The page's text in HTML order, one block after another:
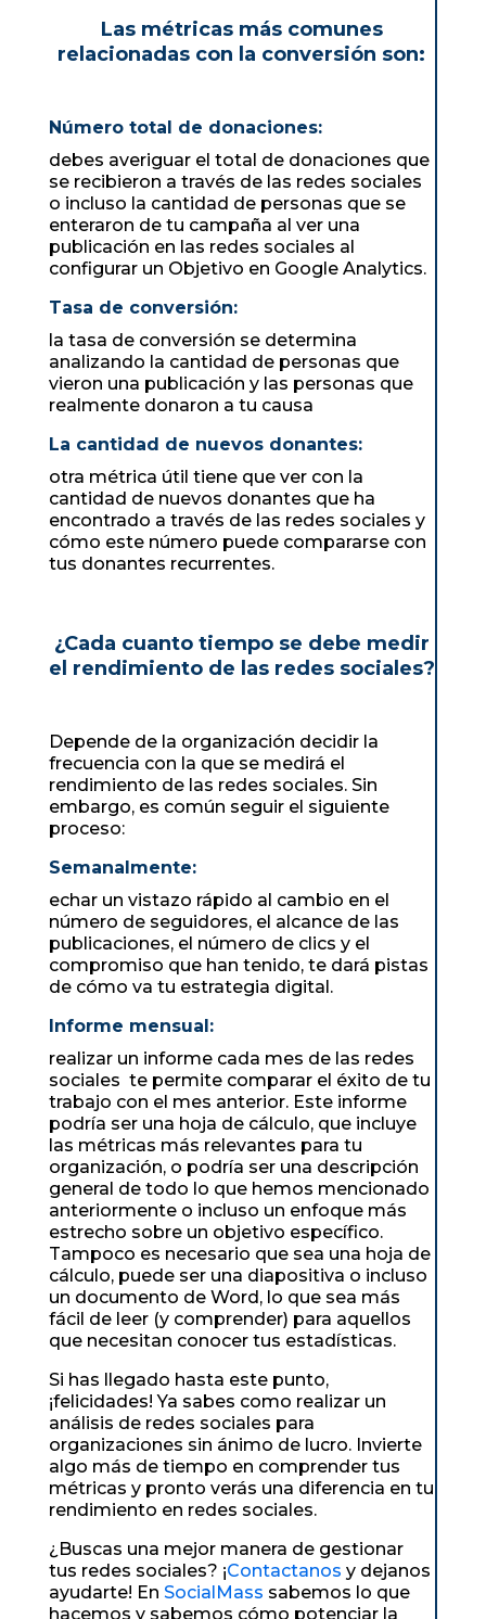
Las métricas más comunes
relacionadas con la conversión son:
Número total de donaciones:
debes averiguar el total de donaciones que
se recibieron a través de las redes sociales
o incluso la cantidad de personas que se
enteraron de tu campaña al ver una
publicación en las redes sociales al
configurar un Objetivo en Google Analytics.
Tasa de conversión:
la tasa de conversión se determina
analizando la cantidad de personas que
vieron una publicación y las personas que
realmente donaron a tu causa
La cantidad de nuevos donantes:
otra métrica útil tiene que ver con la
cantidad de nuevos donantes que ha
encontrado a través de las redes sociales y
cómo este número puede compararse con
tus donantes recurrentes.
¿Cada cuanto tiempo se debe medir
el rendimiento de las redes sociales?
Depende de la organización decidir la
frecuencia con la que se medirá el
rendimiento de las redes sociales. Sin
embargo, es común seguir el siguiente
proceso:
Semanalmente:
echar un vistazo rápido al cambio en el
número de seguidores, el alcance de las
publicaciones, el número de clics y el
compromiso que han tenido, te dará pistas
de cómo va tu estrategia digital.
Informe mensual:
realizar un informe cada mes de las redes
sociales te permite comparar el éxito de tu
trabajo con el mes anterior. Este informe
podría ser una hoja de cálculo, que incluye
las métricas más relevantes para tu
organización, o podría ser una descripción
general de todo lo que hemos mencionado
anteriormente o incluso un enfoque más
estrecho sobre un objetivo específico.
Tampoco es necesario que sea una hoja de
cálculo, puede ser una diapositiva o incluso
un documento de Word, lo que sea más
fácil de leer (y comprender) para aquellos
que necesitan conocer tus estadísticas.
Si has llegado hasta este punto,
¡felicidades! Ya sabes como realizar un
análisis de redes sociales para
organizaciones sin ánimo de lucro. Invierte
algo más de tiempo en comprender tus
métricas y pronto verás una diferencia en tu
rendimiento en redes sociales.
¿Buscas una mejor manera de gestionar
tus redes sociales? ¡Contactanos y dejanos
ayudarte! En SocialMass sabemos lo que
hacemos y sabemos cómo potenciar la